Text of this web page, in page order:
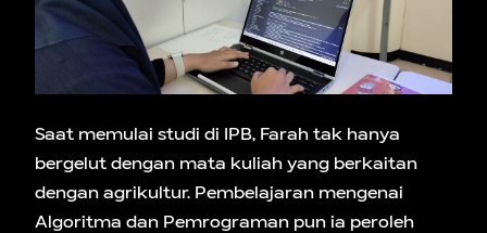
Saat memulai studi di IPB, Farah tak hanya
bergelut dengan mata kuliah yang berkaitan
dengan agrikultur. Pembelajaran mengenai
Algoritma dan Pemrograman pun ia peroleh